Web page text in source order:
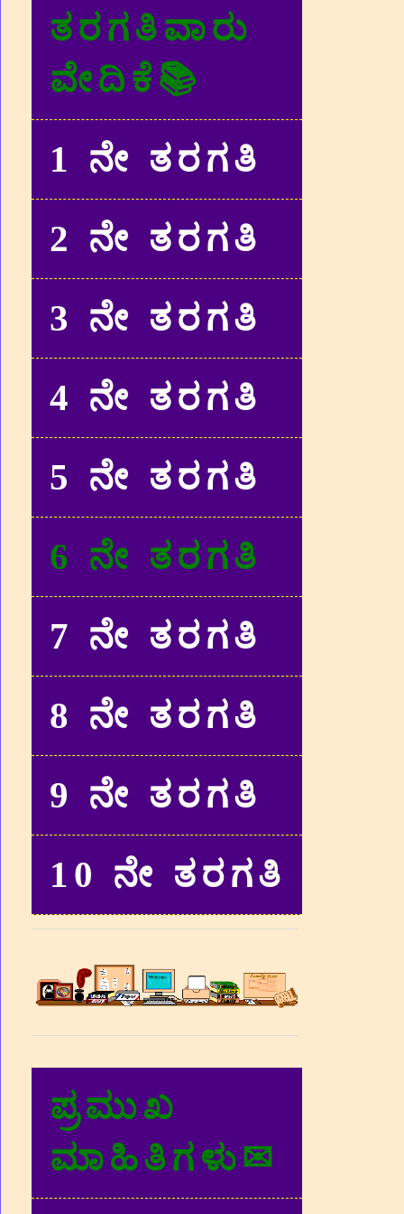
ತರಗತಿವಾರು
ವೇದಿಕೆ📚
1 ನೇ ತರಗತಿ
2 ನೇ ತರಗತಿ
3 ನೇ ತರಗತಿ
4 ನೇ ತರಗತಿ
5 ನೇ ತರಗತಿ
6 ನೇ ತರಗತಿ
7 ನೇ ತರಗತಿ
8 ನೇ ತರಗತಿ
9 ನೇ ತರಗತಿ
10 ನೇ ತರಗತಿ
ಪ್ರಮುಖ
ಮಾಹಿತಿಗಳು✉